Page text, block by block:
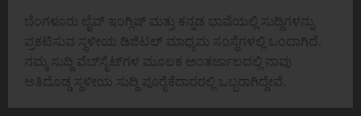
ಬೆಂಗಳೂರು ಲೈವ್ ಇಂಗ್ಲಿಷ್ ಮತ್ತು ಕನ್ನಡ ಭಾಷೆಯಲ್ಲಿ ಸುದ್ದಿಗಳನ್ನು
ಪ್ರಕಟಿಸುವ ಸ್ಥಳೀಯ ಡಿಜಿಟಲ್ ಮಾಧ್ಯಮ ಸಂಸ್ಥೆಗಳಲ್ಲಿ ಒಂದಾಗಿದೆ.
ನಮ್ಮ ಸುದ್ದಿ ವೆಬ್‌ಸೈಟ್‌ಗಳ ಮೂಲಕ ಅಂತರ್ಜಾಲದಲ್ಲಿ ನಾವು
ಅತಿದೊಡ್ಡ ಸ್ಥಳೀಯ ಸುದ್ದಿ ಪೂರೈಕೆದಾರರಲ್ಲಿ ಒಬ್ಬರಾಗಿದ್ದೇವೆ.